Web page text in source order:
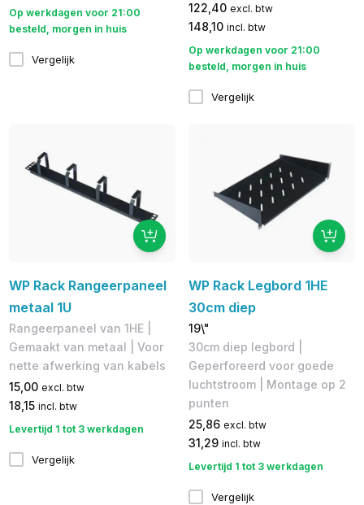
Op werkdagen voor 21:00
besteld, morgen in huis
Vergelijk
122,40 excl. btw
148,10 incl. btw
Op werkdagen voor 21:00
besteld, morgen in huis
Vergelijk
WP Rack Rangeerpaneel
metaal 1U
Rangeerpaneel van 1HE |
Gemaakt van metaal | Voor
nette afwerking van kabels
15,00 excl. btw
18,15 incl. btw
Levertijd 1 tot 3 werkdagen
Vergelijk
WP Rack Legbord 1HE
30cm diep
19\"
30cm diep legbord |
Geperforeerd voor goede
luchtstroom | Montage op 2
punten
25,86 excl. btw
31,29 incl. btw
Levertijd 1 tot 3 werkdagen
Vergelijk